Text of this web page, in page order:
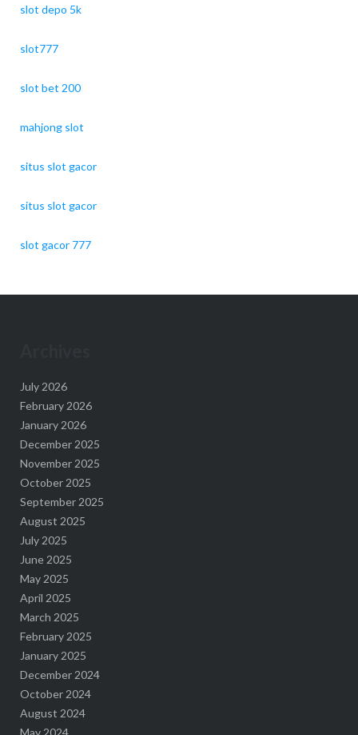
slot depo 5k
slot777
slot bet 200
mahjong slot
situs slot gacor
situs slot gacor
slot gacor 777
July 2026
February 2026
January 2026
December 2025
November 2025
October 2025
September 2025
August 2025
July 2025
June 2025
May 2025
April 2025
March 2025
February 2025
January 2025
December 2024
October 2024
August 2024